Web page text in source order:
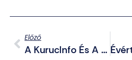
Előző
A KurucInfo És A Betyársereg Is Fent Van A HunDubon!